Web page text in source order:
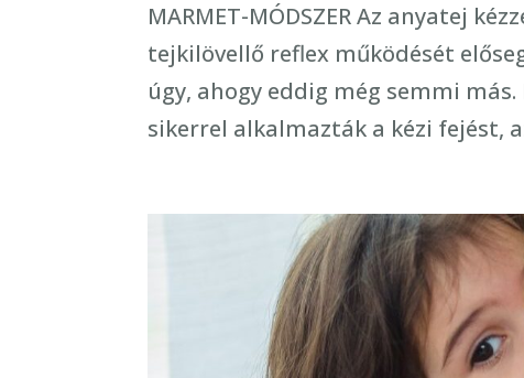
MARMET-MÓDSZER Az anyatej
tejkilövellő reflex működését
úgy, ahogy eddig még semmi
sikerrel alkalmazták a kézi fejést,